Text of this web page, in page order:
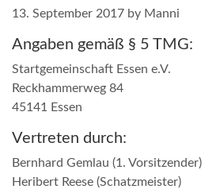
13. September 2017 by Manni
Angaben gemäß § 5 TMG:
Startgemeinschaft Essen e.V.
Reckhammerweg 84
45141 Essen
Vertreten durch:
Bernhard Gemlau (1. Vorsitzender)
Heribert Reese (Schatzmeister)